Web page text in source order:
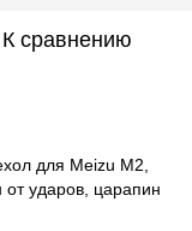
К сравнению
для Meizu M2,
ударов, царапин